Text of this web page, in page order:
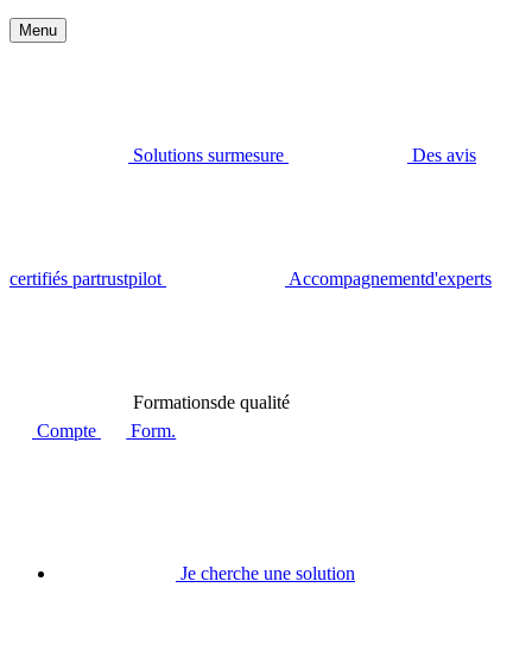
Menu
Solutions surmesure Des avis
certifiés partrustpilot Accompagnementd'experts
Formationsde qualité
Compte
Form.
Je cherche une solution